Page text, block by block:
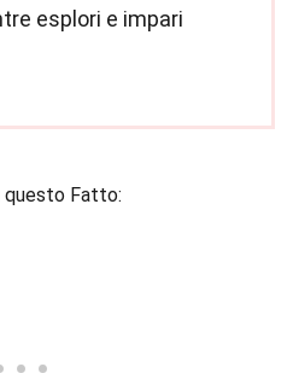
esplori e impari
questo Fatto: